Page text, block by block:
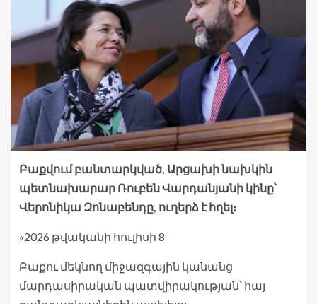
Բաքվում բանտարկված, Արցախի նախկին
պետնախարար Ռուբեն Վարդանյանի կինը՝
Վերոնիկա Զոնաբենդը, ուղերձ է հղել։
«2026 թվականի հուլիսի 8
Բաքու մեկնող միջազգային կանանց
մարդասիրական պատվիրակության՝ հայ